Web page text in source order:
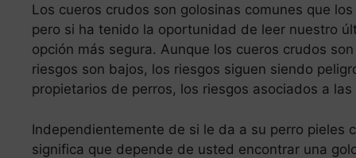
Los cueros crudos son golosinas comunes que
pero si ha tenido la oportunidad de leer nuestro
opción más segura. Aunque los cueros crudos
riesgos son bajos, los riesgos siguen siendo
propietarios de perros, los riesgos asociados a
Independientemente de si le da a su perro pieles
significa que depende de usted encontrar una